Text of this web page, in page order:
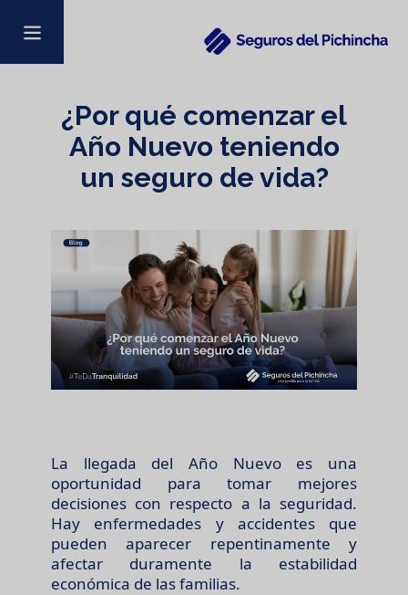
¿Por qué comenzar el
Año Nuevo teniendo
un seguro de vida?
La llegada del Año Nuevo es una
oportunidad para tomar mejores
decisiones con respecto a la seguridad.
Hay enfermedades y accidentes que
pueden aparecer repentinamente y
afectar duramente la estabilidad
económica de las familias.